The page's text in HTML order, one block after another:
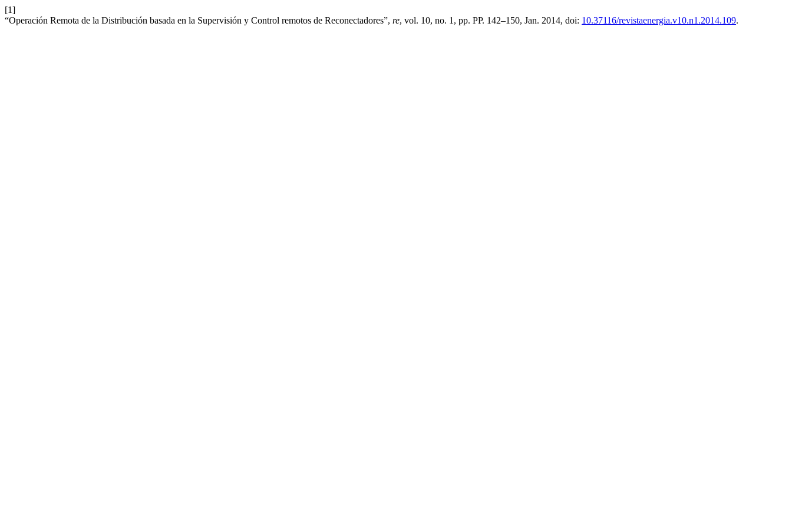
[1]
“Operación Remota de la Distribución basada en la Supervisión y Control remotos de Reconectadores”, re, vol. 10, no. 1, pp. PP. 142–150, Jan. 2014, doi: 10.37116/revistaenergia.v10.n1.2014.109.